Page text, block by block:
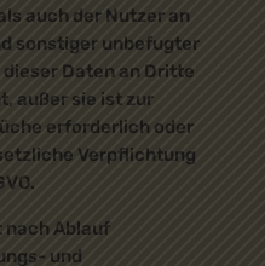
auch der Nutzer an
sonstiger unbefugter
Daten an Dritte
außer sie ist zur
erforderlich oder
Verpflichtung
nach Ablauf
und